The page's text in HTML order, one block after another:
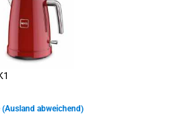
(Ausland abweichend)